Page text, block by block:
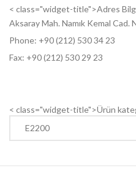
< class="widget-title">Adres
Aksaray Mah. Namık Kemal
Phone: +90 (212) 530 34 23
Fax: +90 (212) 530 29 23
< class="widget-title">Ürün